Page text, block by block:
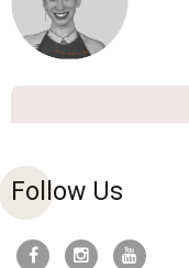
Follow Us